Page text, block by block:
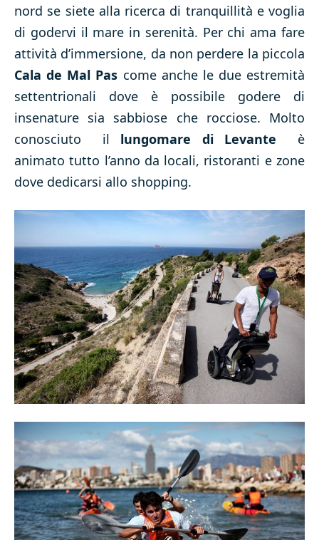
nord se siete alla ricerca di tranquillità e voglia
di godervi il mare in serenità. Per chi ama fare
attività d’immersione, da non perdere la piccola
Cala de Mal Pas come anche le due estremità
settentrionali dove è possibile godere di
insenature sia sabbiose che rocciose. Molto
conosciuto il lungomare di Levante è
animato tutto l’anno da locali, ristoranti e zone
dove dedicarsi allo shopping.